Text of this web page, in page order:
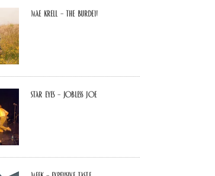
Mae Krell – the burden
Star Eyes – Jobless Joe